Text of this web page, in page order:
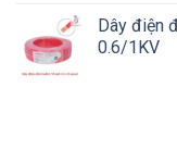
Dây điện
0.6/1KV